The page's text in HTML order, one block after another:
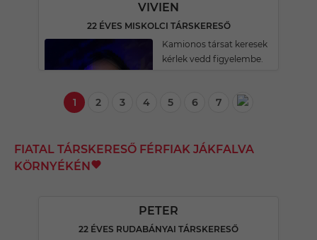
VIVIEN
22 ÉVES MISKOLCI TÁRSKERESŐ
Kamionos társat keresek
kérlek vedd figyelembe.
1 2 3 4 5 6 7
FIATAL TÁRSKERESŐ FÉRFIAK JÁKFALVA
KÖRNYÉKÉN
PETER
22 ÉVES RUDABÁNYAI TÁRSKERESŐ